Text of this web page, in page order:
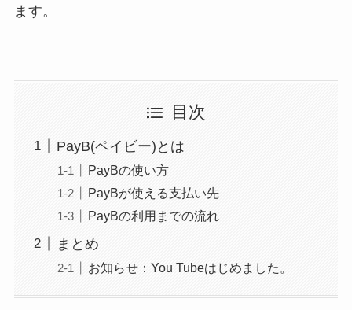
ます。
目次
PayB(ペイビー)とは
PayBの使い方
PayBが使える支払い先
PayBの利用までの流れ
まとめ
お知らせ：You Tubeはじめました。